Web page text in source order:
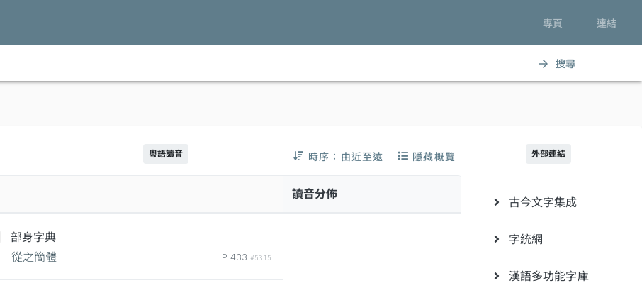
專頁 連結
arrow_forward 搜尋
粵語讀音 時序：由近至遠 隱藏概覽
部身字典
從之簡體
P.433 #5315
讀音分佈
外部連結
古今文字集成
字統網
漢語多功能字庫